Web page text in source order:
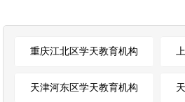
南宁 成都
重庆江北区学天教育机构
天津河东区学天教育机构